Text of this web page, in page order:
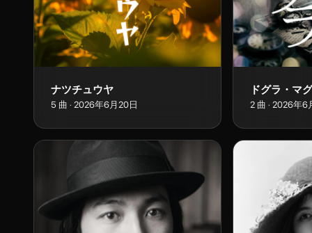
ナツチュウヤ
5 曲 · 2026年6月20日
ドグラ・マ
2 曲 · 2026年6